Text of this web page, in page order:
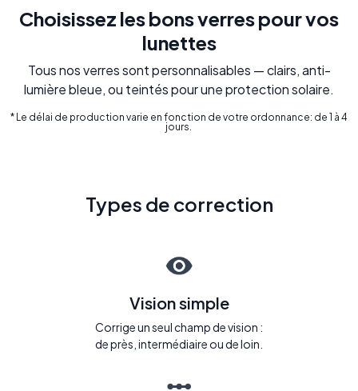
Choisissez les bons verres pour vos
lunettes
Tous nos verres sont personnalisables — clairs, anti-
lumière bleue, ou teintés pour une protection solaire.
* Le délai de production varie en fonction de votre ordonnance: de 1 à 4
jours.
Types de correction
Vision simple
Corrige un seul champ de vision :
de près, intermédiaire ou de loin.